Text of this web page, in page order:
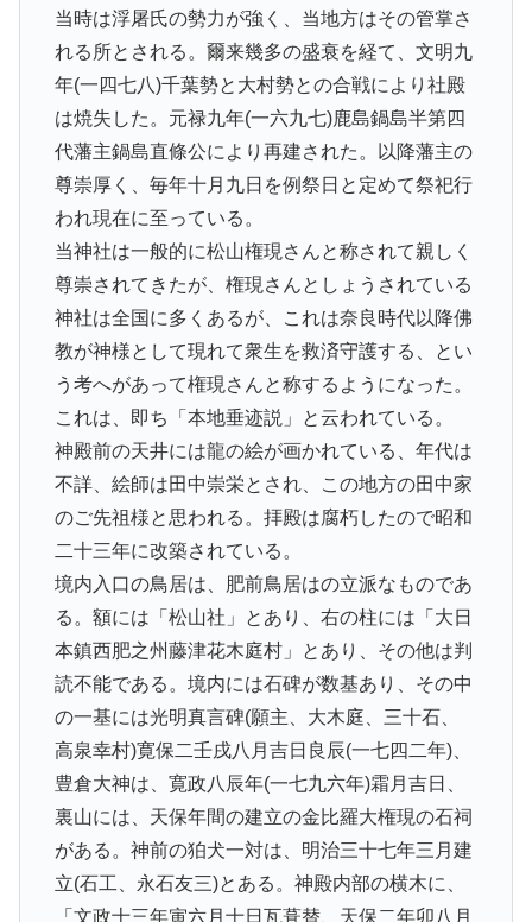
当時は浮屠氏の勢力が強く、当地方はその管掌さ
れる所とされる。爾来幾多の盛衰を経て、文明九
年(一四七八)千葉勢と大村勢との合戦により社殿
は焼失した。元禄九年(一六九七)鹿島鍋島半第四
代藩主鍋島直條公により再建された。以降藩主の
尊崇厚く、毎年十月九日を例祭日と定めて祭祀行
われ現在に至っている。
当神社は一般的に松山権現さんと称されて親しく
尊崇されてきたが、権現さんとしょうされている
神社は全国に多くあるが、これは奈良時代以降佛
教が神様として現れて衆生を救済守護する、とい
う考へがあって権現さんと称するようになった。
これは、即ち「本地垂迹説」と云われている。
神殿前の天井には龍の絵が画かれている、年代は
不詳、絵師は田中崇栄とされ、この地方の田中家
のご先祖様と思われる。拝殿は腐朽したので昭和
二十三年に改築されている。
境内入口の鳥居は、肥前鳥居はの立派なものであ
る。額には「松山社」とあり、右の柱には「大日
本鎮西肥之州藤津花木庭村」とあり、その他は判
読不能である。境内には石碑が数基あり、その中
の一基には光明真言碑(願主、大木庭、三十石、
高泉幸村)寛保二壬戌八月吉日良辰(一七四二年)、
豊倉大神は、寛政八辰年(一七九六年)霜月吉日、
裏山には、天保年間の建立の金比羅大権現の石祠
がある。神前の狛犬一対は、明治三十七年三月建
立(石工、永石友三)とある。神殿内部の横木に、
「文政十三年寅六月十日瓦葺替、天保二年卯八月